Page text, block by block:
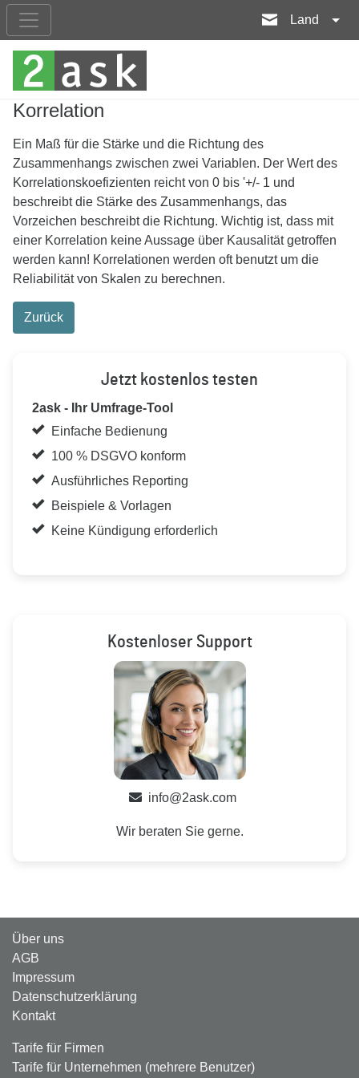
Land
Korrelation
Ein Maß für die Stärke und die Richtung des
Zusammenhangs zwischen zwei Variablen. Der Wert des
Korrelationskoefizienten reicht von 0 bis '+/- 1 und
beschreibt die Stärke des Zusammenhangs, das
Vorzeichen beschreibt die Richtung. Wichtig ist, dass mit
einer Korrelation keine Aussage über Kausalität getroffen
werden kann! Korrelationen werden oft benutzt um die
Reliabilität von Skalen zu berechnen.
Zurück
Jetzt kostenlos testen
2ask - Ihr Umfrage-Tool
Einfache Bedienung
100 % DSGVO konform
Ausführliches Reporting
Beispiele & Vorlagen
Keine Kündigung erforderlich
Kostenloser Support
info@2ask.com
Wir beraten Sie gerne.
Über uns
AGB
Impressum
Datenschutzerklärung
Kontakt
Tarife für Firmen
Tarife für Unternehmen (mehrere Benutzer)